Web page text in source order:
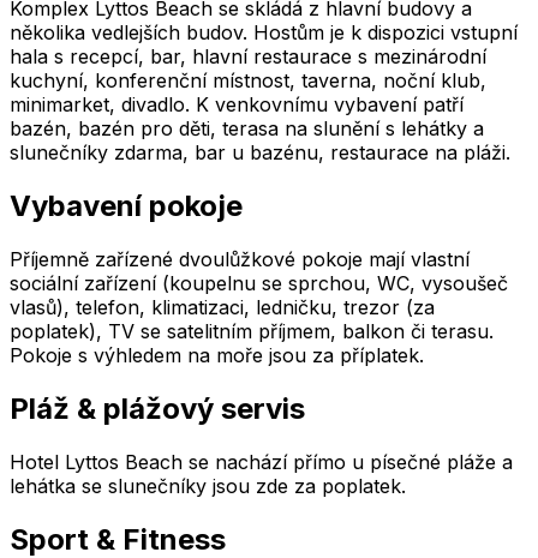
Komplex Lyttos Beach se skládá z hlavní budovy a
několika vedlejších budov. Hostům je k dispozici vstupní
hala s recepcí, bar, hlavní restaurace s mezinárodní
kuchyní, konferenční místnost, taverna, noční klub,
minimarket, divadlo. K venkovnímu vybavení patří
bazén, bazén pro děti, terasa na slunění s lehátky a
slunečníky zdarma, bar u bazénu, restaurace na pláži.
Vybavení pokoje
Příjemně zařízené dvoulůžkové pokoje mají vlastní
sociální zařízení (koupelnu se sprchou, WC, vysoušeč
vlasů), telefon, klimatizaci, ledničku, trezor (za
poplatek), TV se satelitním příjmem, balkon či terasu.
Pokoje s výhledem na moře jsou za příplatek.
Pláž & plážový servis
Hotel Lyttos Beach se nachází přímo u písečné pláže a
lehátka se slunečníky jsou zde za poplatek.
Sport & Fitness